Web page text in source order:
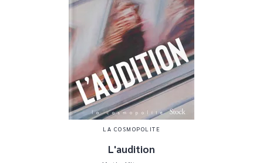
LA COSMOPOLITE
L'audition